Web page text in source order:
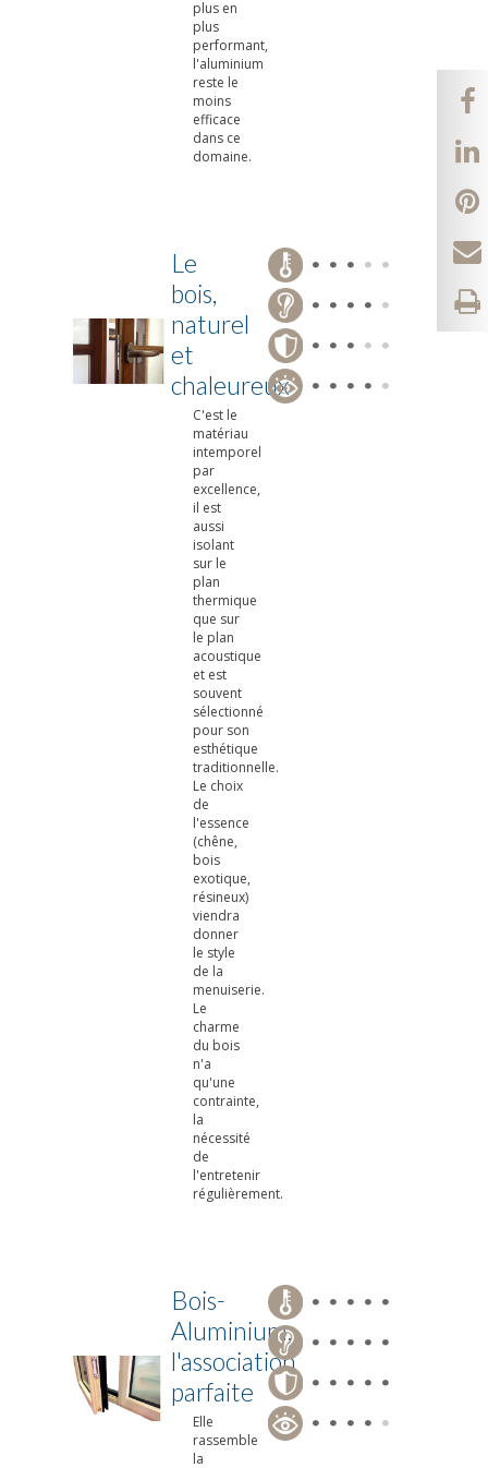
plus en
plus
performant,
l'aluminium
reste le
moins
efficace
dans ce
domaine.
Le
bois,
naturel
et
chaleureux
C'est le
matériau
intemporel
par
excellence,
il est
aussi
isolant
sur le
plan
thermique
que sur
le plan
acoustique
et est
souvent
sélectionné
pour son
esthétique
traditionnelle.
Le choix
de
l'essence
(chêne,
bois
exotique,
résineux)
viendra
donner
le style
de la
menuiserie.
Le
charme
du bois
n'a
qu'une
contrainte,
la
nécessité
de
l'entretenir
régulièrement.
Bois-
Aluminium,
l'association
parfaite
Elle
rassemble
la